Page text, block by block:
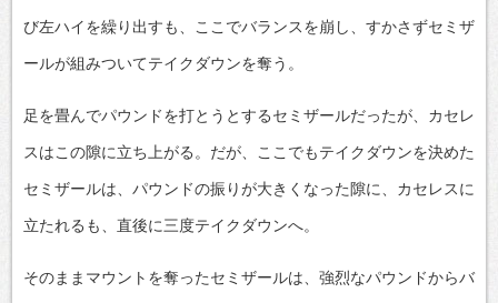
び左ハイを繰り出すも、ここでバランスを崩し、すかさずセミザ
ールが組みついてテイクダウンを奪う。
足を畳んでパウンドを打とうとするセミザールだったが、カセレ
スはこの隙に立ち上がる。だが、ここでもテイクダウンを決めた
セミザールは、パウンドの振りが大きくなった隙に、カセレスに
立たれるも、直後に三度テイクダウンへ。
そのままマウントを奪ったセミザールは、強烈なパウンドからバ